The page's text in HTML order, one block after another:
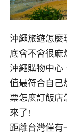
沖繩旅遊怎麼
底會不會很麻
沖繩購物中心
值最符合自己
票怎麼訂飯店
來了!
距離台灣僅有